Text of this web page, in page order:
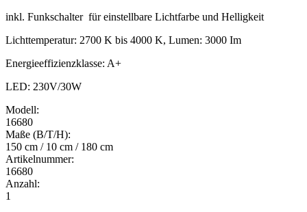
inkl. Funkschalter für einstellbare Lichtfarbe und Helligkeit
Lichttemperatur: 2700 K bis 4000 K, Lumen: 3000 Im
Energieeffizienzklasse: A+
LED: 230V/30W
Modell:
16680
Maße (B/T/H):
150 cm / 10 cm / 180 cm
Artikelnummer:
16680
Anzahl:
1